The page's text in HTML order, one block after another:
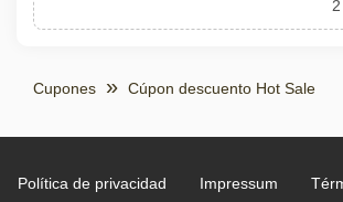
Cupones Cúpon descuento Hot Sale
Política de privacidad Impressum